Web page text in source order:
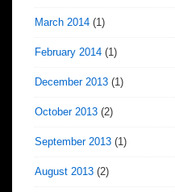
March 2014 (1)
February 2014 (1)
December 2013 (1)
October 2013 (2)
September 2013 (1)
August 2013 (2)